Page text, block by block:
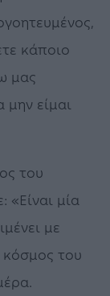
κάποιο
μας
είμαι
του
«Είναι μία
με
του